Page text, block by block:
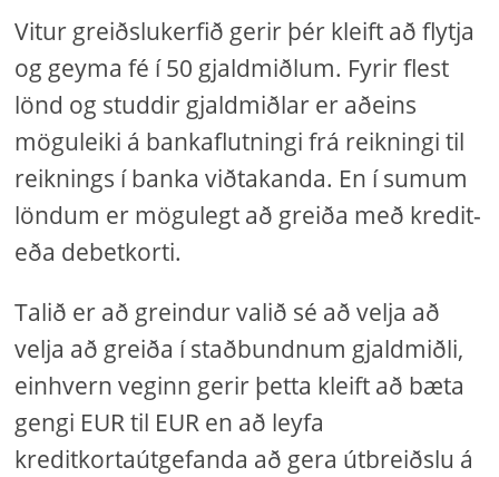
Vitur greiðslukerfið gerir þér kleift að flytja
og geyma fé í 50 gjaldmiðlum. Fyrir flest
lönd og studdir gjaldmiðlar er aðeins
möguleiki á bankaflutningi frá reikningi til
reiknings í banka viðtakanda. En í sumum
löndum er mögulegt að greiða með kredit-
eða debetkorti.
Talið er að greindur valið sé að velja að
velja að greiða í staðbundnum gjaldmiðli,
einhvern veginn gerir þetta kleift að bæta
gengi EUR til EUR en að leyfa
kreditkortaútgefanda að gera útbreiðslu á